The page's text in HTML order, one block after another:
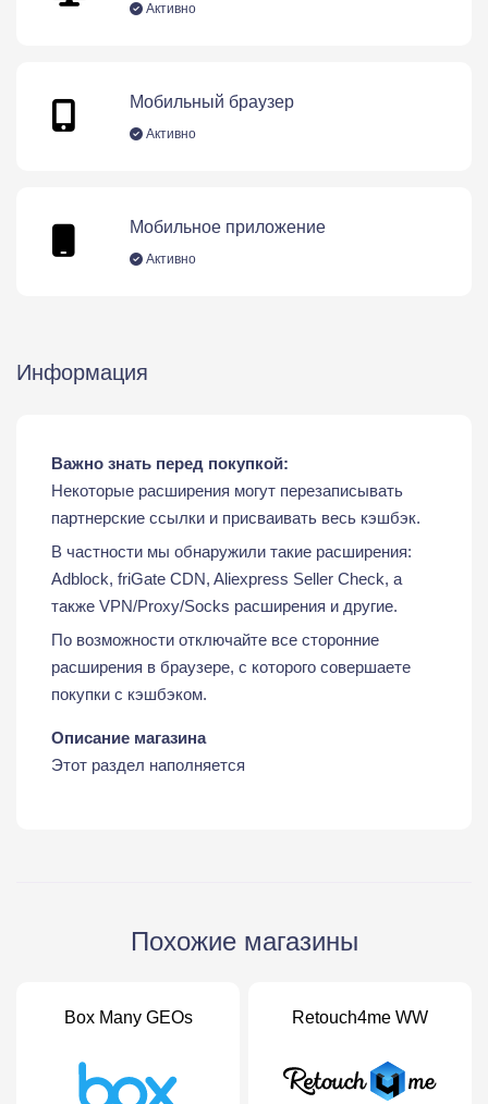
Активно
Мобильный браузер
Активно
Мобильное приложение
Активно
Информация
Важно знать перед покупкой:
Некоторые расширения могут перезаписывать
партнерские ссылки и присваивать весь кэшбэк.
В частности мы обнаружили такие расширения:
Adblock, friGate CDN, Aliexpress Seller Check, а
также VPN/Proxy/Socks расширения и другие.
По возможности отключайте все сторонние
расширения в браузере, с которого совершаете
покупки с кэшбэком.
Описание магазина
Этот раздел наполняется
Похожие магазины
Box Many GEOs Retouch4me WW